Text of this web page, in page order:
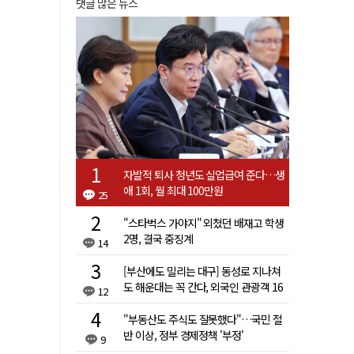
댓글 많은 뉴스
25
자발적 퇴사 청년도 실업급여 준다…생
애 1회, 월 최대 100만원
14
"스타벅스 가야지" 외쳤던 배재고 학생
2명, 결국 중징계
12
[부산에도 밀리는 대구] 동성로 지나쳐
도 해운대는 꼭 간다, 외국인 관광객 16
9
"부동산도 주식도 잘못했다"…국민 절
반 이상, 정부 경제정책 '부정'